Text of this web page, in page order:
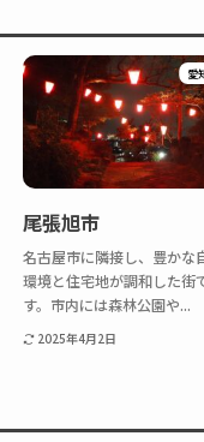
愛
尾張旭市
名古屋市に隣接し、豊かな
環境と住宅地が調和した街
す。市内には森林公園や...
2025年4月2日